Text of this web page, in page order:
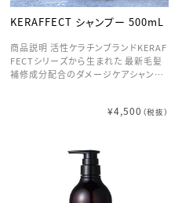
KERAFFECT シャンプー 500mL
商品説明 活性ケラチンブランドKERAF
FECTシリーズから生まれた 最新毛髪
補修成分配合のダメージケアシャンプ
業務用処理剤のKERAFFECT の活性
チン×ファイバーハンス×ハイブリッド
抗酸化成分により 継続して使用するこ
とでダメージ補修やカラーリングの持
続性アップが期待できます。
¥4,500 （税抜）